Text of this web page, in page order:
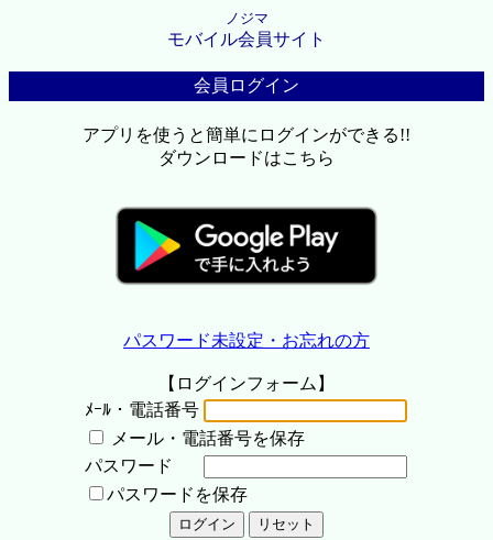
ノジマ
モバイル会員サイト
会員ログイン
アプリを使うと簡単にログインができる!!
ダウンロードはこちら
パスワード未設定・お忘れの方
【ログインフォーム】
ﾒｰﾙ・電話番号
メール・電話番号を保存
パスワード
パスワードを保存